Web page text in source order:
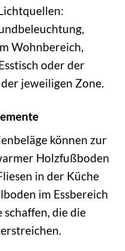
Wohnbereich,
oder der
jeweiligen Zone.
können zur
Holzfußboden
in der Küche
im Essbereich
schaffen, die die